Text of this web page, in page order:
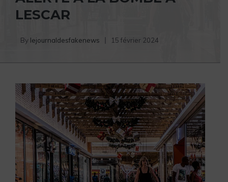
LESCAR
By lejournaldesfakenews 15 février 2024